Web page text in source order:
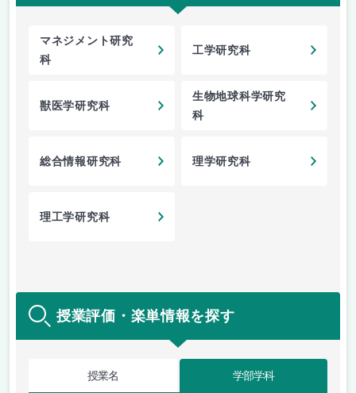
マネジメント研究
科
工学研究科
獣医学研究科
生物地球科学研究
科
総合情報研究科 理学研究科
理工学研究科
授業評価・楽単情報を探す
授業名 学部学科